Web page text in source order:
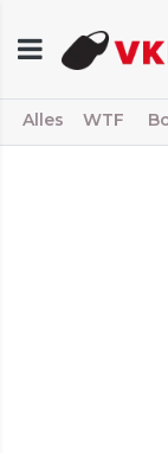
Alles WTF